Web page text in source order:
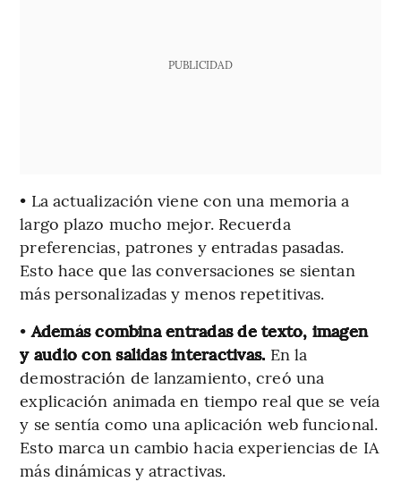
PUBLICIDAD
• La actualización viene con una memoria a
largo plazo mucho mejor. Recuerda
preferencias, patrones y entradas pasadas.
Esto hace que las conversaciones se sientan
más personalizadas y menos repetitivas.
•Además combina entradas de texto, imagen
y audio con salidas interactivas. En la
demostración de lanzamiento, creó una
explicación animada en tiempo real que se veía
y se sentía como una aplicación web funcional.
Esto marca un cambio hacia experiencias de IA
más dinámicas y atractivas.